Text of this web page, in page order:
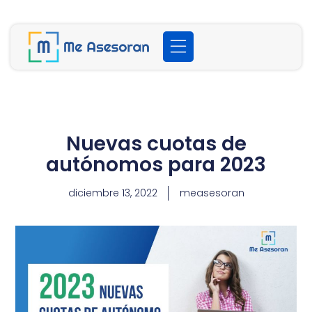
Nuevas cuotas de
autónomos para 2023
diciembre 13, 2022 measesoran